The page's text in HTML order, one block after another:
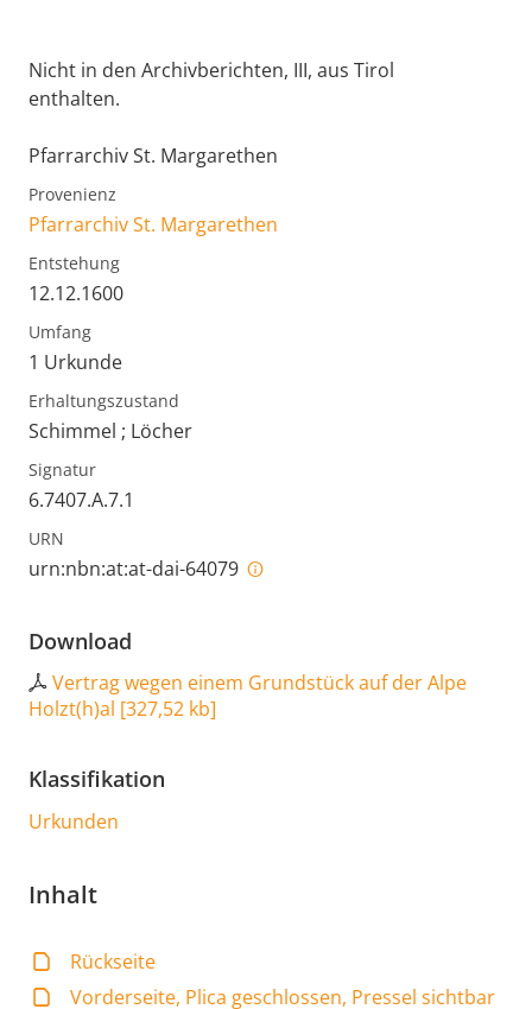
Nicht in den Archivberichten, III, aus Tirol
enthalten.
Pfarrarchiv St. Margarethen
Provenienz
Pfarrarchiv St. Margarethen
Entstehung
12.12.1600
Umfang
1 Urkunde
Erhaltungszustand
Schimmel ; Löcher
Signatur
6.7407.A.7.1
URN
urn:nbn:at:at-dai-64079
Download
Vertrag wegen einem Grundstück auf der Alpe
Holzt(h)al [327,52 kb]
Klassifikation
Urkunden
Inhalt
Rückseite
Vorderseite, Plica geschlossen, Pressel sichtbar